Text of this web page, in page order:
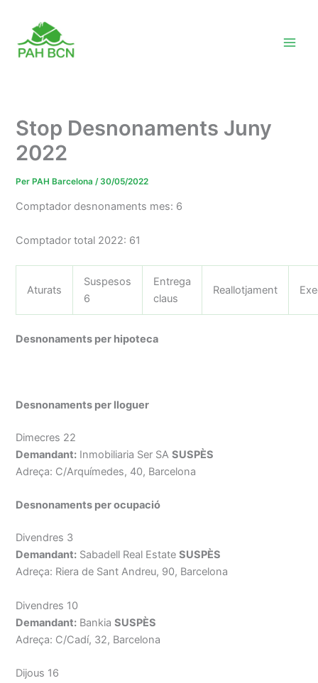
contingut
Stop Desnonaments Juny
2022
Per PAH Barcelona/ 30/05/2022
Comptador desnonaments mes: 6
Comptador total 2022: 61
Aturats
Suspesos
6
Entrega
claus
Reallotjament
Desnonaments per hipoteca
Desnonaments per lloguer
Dimecres 22
Demandant: Inmobiliaria Ser SASUSPÈS
Adreça: C/Arquímedes, 40, Barcelona
Desnonaments per ocupació
Divendres 3
Demandant: Sabadell Real EstateSUSPÈS
Adreça: Riera de Sant Andreu, 90, Barcelona
Divendres 10
Demandant: BankiaSUSPÈS
Adreça: C/Cadí, 32, Barcelona
Dijous 16